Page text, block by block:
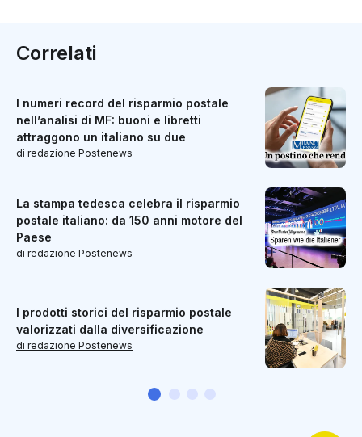
Correlati
I numeri record del risparmio postale
nell’analisi di MF: buoni e libretti
attraggono un italiano su due
di redazione Postenews
La stampa tedesca celebra il risparmio
postale italiano: da 150 anni motore del
Paese
di redazione Postenews
I prodotti storici del risparmio postale
valorizzati dalla diversificazione
di redazione Postenews